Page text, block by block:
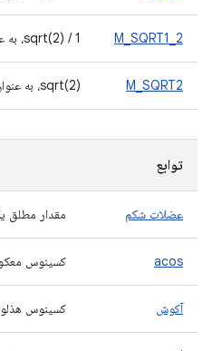
M_SQRT1_2 1 / sqrt(2)، به عنوان یک شناور 32 بیتی
M_SQRT2 sqrt(2)، به عنوان یک شناور 32 بیتی
توابع
عضلات شکم مقدار
acos کسینوس
آکوش کسینوس